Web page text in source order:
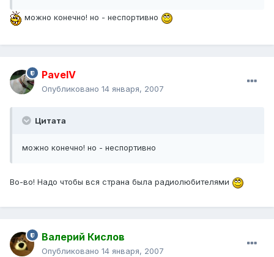
можно конечно! но - неспортивно
PavelV
Опубликовано 14 января, 2007
Цитата
можно конечно! но - неспортивно
Во-во! Надо чтобы вся страна была радиолюбителями
Валерий Кислов
Опубликовано 14 января, 2007